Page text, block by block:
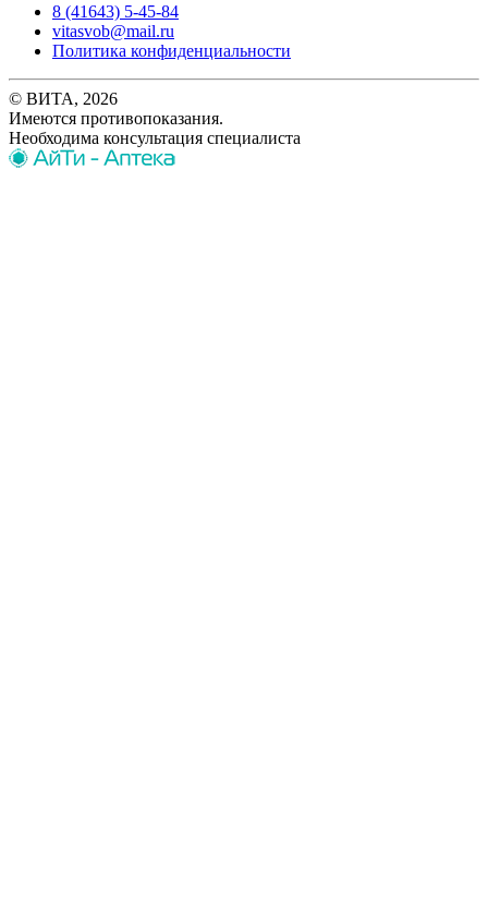
8 (41643) 5-45-84
vitasvob@mail.ru
Политика конфиденциальности
© ВИТА, 2026
Имеются противопоказания.
Необходима консультация специалиста